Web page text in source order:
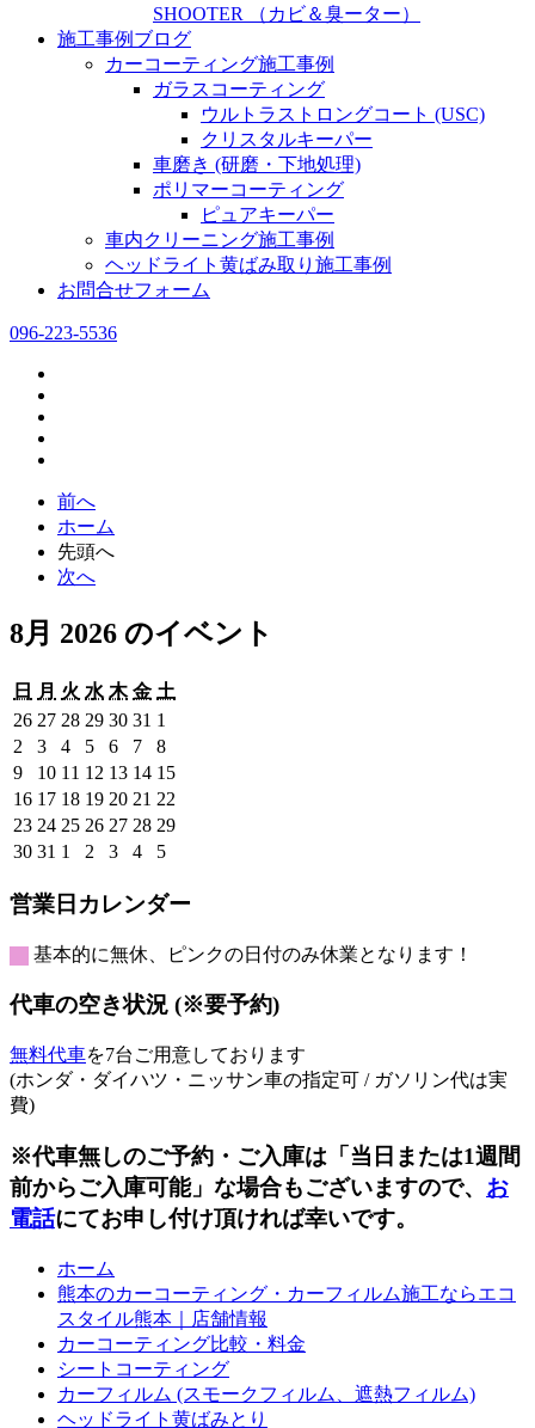
SHOOTER （カビ＆臭ーター）
施工事例ブログ
カーコーティング施工事例
ガラスコーティング
ウルトラストロングコート (USC)
クリスタルキーパー
車磨き (研磨・下地処理)
ポリマーコーティング
ピュアキーパー
車内クリーニング施工事例
ヘッドライト黄ばみ取り施工事例
お問合せフォーム
096-223-5536
前へ
ホーム
先頭へ
次へ
8月 2026 のイベント
日
日
曜
日
月 月
曜
日
火 火
曜
日
水 水
曜
日
木木
曜
日
金金
曜
日
土
262026
年
7
月
26
日
272026
年
7
月
27
日
282026
年
7
月
28
日
292026
年
7
月
29
日
302026
年
7
月
30
日
31 2026
年
7
月
31
日
1
8
月
1
日
2 2026
年
8
月
2
日
32026
年
8
月
3
日
42026
年
8
月
4
日
52026
年
8
月
5
日
62026
年
8
月
6
日
72026
年
8
月
7
日
82026
年
8
月
8
日
92026
年
8
月
9
日
102026
年
8
月
10
11 2026
年
8
月
11
12 2026
年
8
月
12
132026
年
8
月
13
142026
年
8
月
14
152026
8
162026
年
8
16
日
172026
年
8
17
日
182026
年
8
18
日
192026
年
8
19
日
202026
年
20
日
21 2026
年
8
21
日
22
年
232026
年
月
23
日
242026
年
月
24
日
252026
年
月
25
262026
年
月
26
272026
年
月
27
282026
年
月
28
292026
302026
8
月
30
日
31 2026
8
月
31
日
1
2026
9
月
1
日
2 2026
9
月
2
日
32026
9
月
3
日
42026
9
月
4
日
52026
9
5
日
営業日カレンダー
基本的に無休、ピンクの日付のみ休業となります！
代車の空き状況 (※要予約)
無料代車を7台ご用意しております
(ホンダ・ダイハツ・ニッサン車の指定可 / ガソリン代は実
費)
※代車無しのご予約・ご入庫は「当日または1週間
前からご入庫可能」な場合もございますので、 お
電話にてお申し付け頂ければ幸いです。
ホーム
熊本のカーコーティング・カーフィルム施工ならエコ
スタイル熊本｜店舗情報
カーコーティング比較・料金
シートコーティング
カーフィルム (スモークフィルム、遮熱フィルム)
ヘッドライト黄ばみとり